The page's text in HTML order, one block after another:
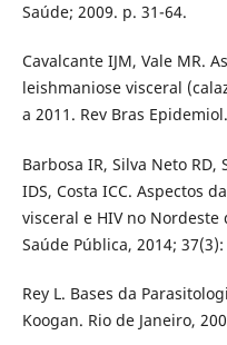
Saúde; 2009. p. 31-64.
Cavalcante IJM, Vale MR.
leishmaniose visceral
a 2011. Rev Bras
Barbosa IR, Silva Neto RD,
IDS, Costa ICC. Aspectos
visceral e HIV no Nordeste
Saúde Pública, 2014;
Rey L. Bases da
Koogan. Rio de Janeiro,